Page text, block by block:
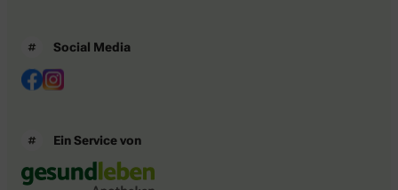
Social Media
Ein Service von